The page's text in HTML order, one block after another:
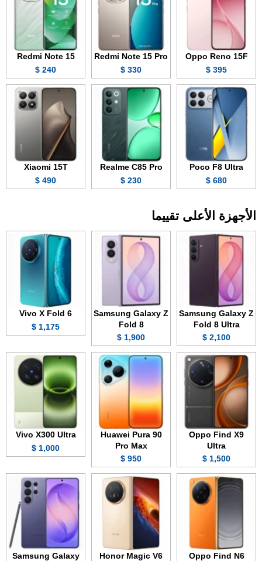
Oppo Reno 15F
395 $
Redmi Note 15 Pro
330 $
Redmi Note 15
240 $
Poco F8 Ultra
680 $
Realme C85 Pro
230 $
Xiaomi 15T
490 $
الأجهزة الأعلى تقييما
Samsung Galaxy Z
Fold 8 Ultra
2,100 $
Samsung Galaxy Z
Fold 8
1,900 $
Vivo X Fold 6
1,175 $
Oppo Find X9
Ultra
1,500 $
Huawei Pura 90
Pro Max
950 $
Vivo X300 Ultra
1,000 $
Oppo Find N6
Honor Magic V6
Samsung Galaxy